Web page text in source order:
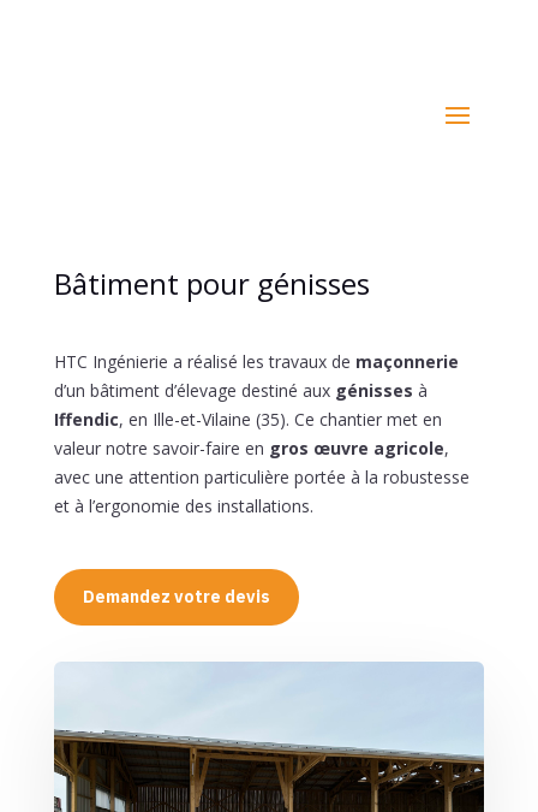
Bâtiment pour génisses
HTC Ingénierie a réalisé les travaux de maçonnerie
d’un bâtiment d’élevage destiné aux génisses à
Iffendic, en Ille-et-Vilaine (35). Ce chantier met en
valeur notre savoir-faire en gros œuvre agricole,
avec une attention particulière portée à la robustesse
et à l’ergonomie des installations.
Demandez votre devis